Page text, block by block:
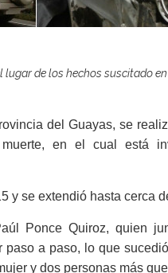
de los hechos suscitado en
del Guayas, se
en el cual está
y se extendió hasta cerca
Ponce Quiroz, quien
a paso, lo que
y dos personas más